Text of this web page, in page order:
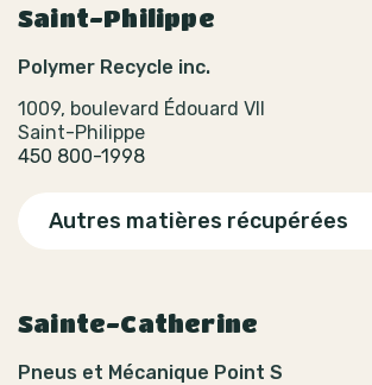
Saint-Philippe
Polymer Recycle inc.
1009, boulevard Édouard VII
Saint-Philippe
450 800-1998
Autres matières récupérées
Sainte-Catherine
Pneus et Mécanique Point S